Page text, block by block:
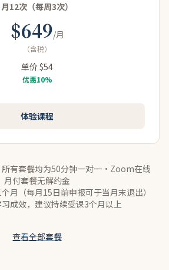
教育の違いはありましたか？
生の言うことを聞いて、先生の言う
マルがもらえるとか、親を困らせな
うな校風を持った学校だったので、
おすすめされたいですか？
方は話されますので、綺麗な英語で
月12次（每周3次）
$649/月
（含税）
单价 $54
优惠10%
体验课程
所有套餐均为50分钟一对一·Zoom在线
月付套餐无解约金
月（每月15日前申报可于当月末退出）
成效，建议持续受课3个月以上
查看全部套餐